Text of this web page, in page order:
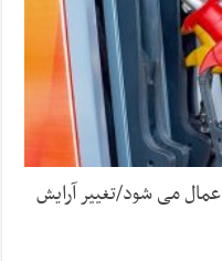
می شود/تغییر آرایش